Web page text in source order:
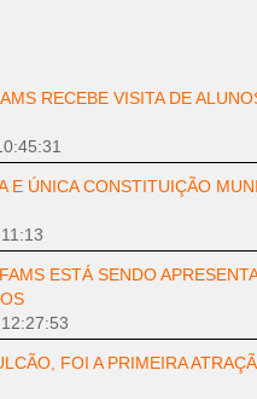
RECEBE VISITA DE
E ÚNICA CONSTITUIÇÃO
ESTÁ SENDO
FOI A PRIMEIRA